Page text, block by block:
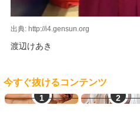
出典: http://i4.gensun.org
渡辺けあき
今すぐ抜けるコンテンツ
JDとヤレる 見せ合い希望